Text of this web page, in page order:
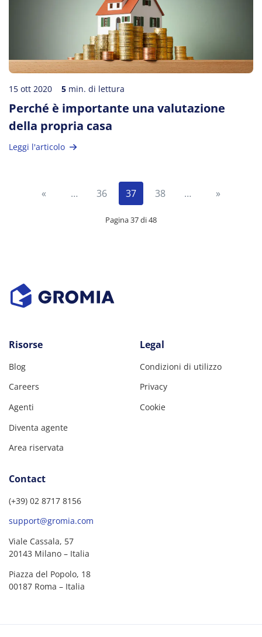
15 ott 2020 5 min. di lettura
Perché è importante una valutazione
della propria casa
Leggi l'articolo
« … 36 37 38 … »
Pagina 37 di 48
Risorse
Blog
Careers
Agenti
Diventa agente
Area riservata
Legal
Condizioni di utilizzo
Privacy
Cookie
Contact
(+39) 02 8717 8156
support@gromia.com
Viale Cassala, 57
20143 Milano – Italia
Piazza del Popolo, 18
00187 Roma – Italia